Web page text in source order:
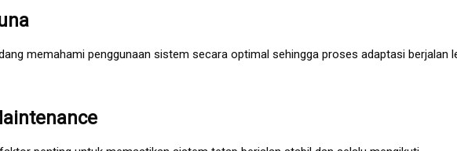
memahami penggunaan sistem secara optimal sehingga proses adaptasi berjalan